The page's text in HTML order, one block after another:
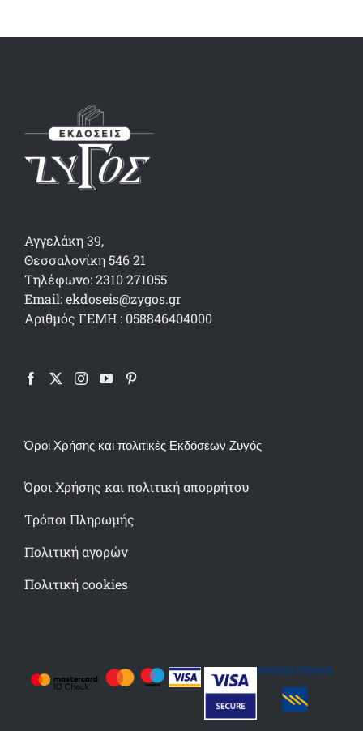
Αγγελάκη 39,
Θεσσαλονίκη 546 21
Τηλέφωνο: 2310 271055
Email: ekdoseis@zygos.gr
Αριθμός ΓΕΜΗ : 058846404000
Όροι Χρήσης και πολιτικές Εκδόσεων Ζυγός
Όροι Χρήσης και πολιτική απορρήτου
Τρόποι Πληρωμής
Πολιτική αγορών
Πολιτική cookies